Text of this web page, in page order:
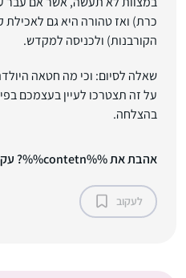
כרת) ואז טהורה היא גם לאכילת
הקורבנות) ולכניסה למקדש.
שאלה לסיום: וכי מה חטאה היולדת
על זה תצטרכו לעיין בעצמכם
בהצלחה.
אהבת את %%contetn%%? עקבי לקבלת שיעורים חדשים!
לעקוב